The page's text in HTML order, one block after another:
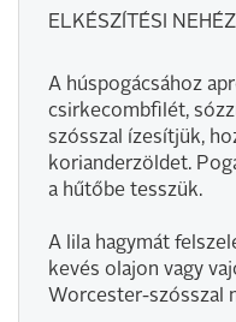
ELKÉSZÍTÉSI
A húspogácsához
csirkecombfilét,
szósszal ízesítjük,
korianderzöldet.
a hűtőbe tesszük.
A lila hagymát
kevés olajon vagy
Worcester-szósszal